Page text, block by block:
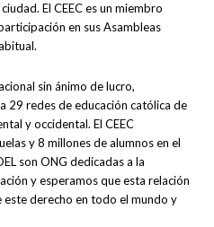
El CEEC es un miembro
en sus Asambleas
sin ánimo de lucro,
29 redes de educación católica de
y occidental. El CEEC
y 8 millones de alumnos en el
son ONG dedicadas a la
y esperamos que esta relación
derecho en todo el mundo y